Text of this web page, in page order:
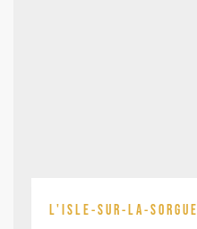
L'ISLE-SUR-LA-SORGUE